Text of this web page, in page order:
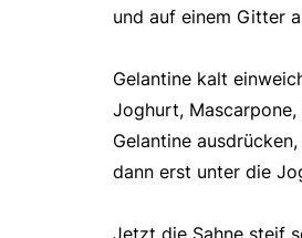
und auf einem Gitter
Gelantine kalt
Joghurt,
Gelantine
dann erst unter die